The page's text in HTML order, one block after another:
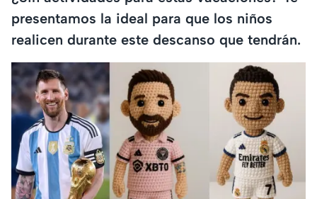
presentamos la ideal para que los niños
realicen durante este descanso que tendrán.